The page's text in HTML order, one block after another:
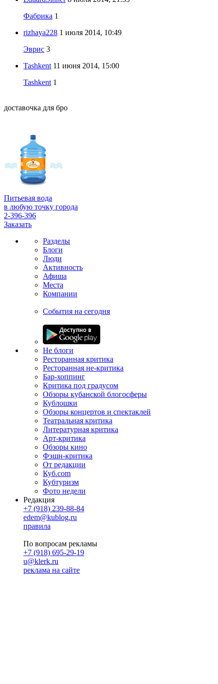
Фабрика 1
rizhaya228 1 июля 2014, 10:49
Эврис 3
Tashkent 11 июня 2014, 15:00
Tashkent 1
доставочка для бро
Питьевая вода
в любую точку города
2-396-396
Заказать
Разделы
Блоги
Люди
Активность
Афиша
Места
Компании
События на сегодня
Не блоги
Ресторанная критика
Ресторанная не-критика
Бар-хоппинг
Критика под градусом
Обзоры кубанской блогосферы
Кублошки
Обзоры концертов и спектаклей
Театральная критика
Литературная критика
Арт-критика
Обзоры кино
Фэшн-критика
От редакции
Куб.com
Кубтуризм
Фото недели
Редакция
+7 (918) 239-88-84
edem@kublog.ru
правила
По вопросам рекламы
+7 (918) 695-29-19
u@klerk.ru
реклама на сайте